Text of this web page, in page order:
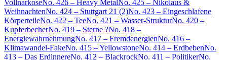
VollnarkoseNo. 426 – Heavy MetalNo. 425 – Nikolaus &
WeihnachtenNo. 424 – Stuttgart 21 (2)No. 423 – Eingeschlafene
KörperteileNo. 422 – TeeNo. 421 – Wasser-StrukturNo. 420 –
KupferbecherNo. 419 – Sterne ?No. 418 –
EnergiewahrnehmungNo. 417 – FremdenergienNo. 416 –
Klimawandel-FakeNo. 415 – YellowstoneNo. 414 – ErdbebenNo.
413 – Das ErdinnereNo. 412 – BlackrockNo. 411 – PolitikerNo.